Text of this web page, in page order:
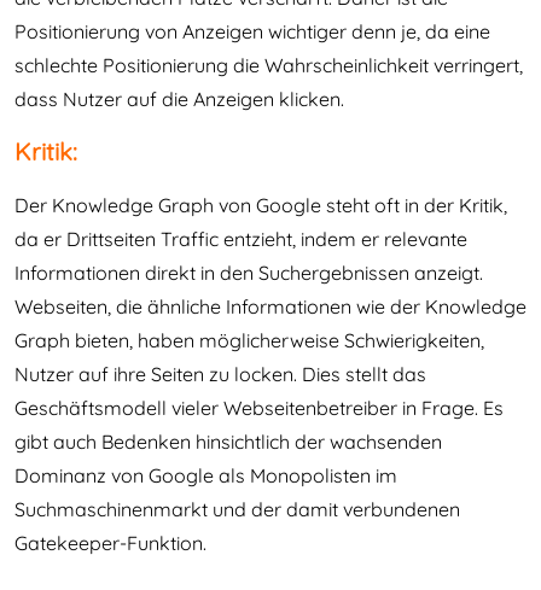
Positionierung von Anzeigen wichtiger denn je, da eine
schlechte Positionierung die Wahrscheinlichkeit verringert,
dass Nutzer auf die Anzeigen klicken.
Kritik:
Der Knowledge Graph von Google steht oft in der Kritik,
da er Drittseiten Traffic entzieht, indem er relevante
Informationen direkt in den Suchergebnissen anzeigt.
Webseiten, die ähnliche Informationen wie der Knowledge
Graph bieten, haben möglicherweise Schwierigkeiten,
Nutzer auf ihre Seiten zu locken. Dies stellt das
Geschäftsmodell vieler Webseitenbetreiber in Frage. Es
gibt auch Bedenken hinsichtlich der wachsenden
Dominanz von Google als Monopolisten im
Suchmaschinenmarkt und der damit verbundenen
Gatekeeper-Funktion.